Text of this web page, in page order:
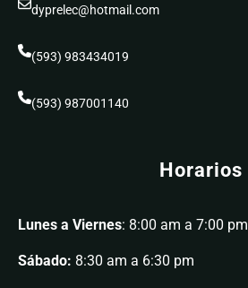
dyprelec@hotmail.com
(593) 983434019
(593) 987001140
Horarios
Lunes a Viernes: 8:00 am a 7:00 pm
Sábado: 8:30 am a 6:30 pm